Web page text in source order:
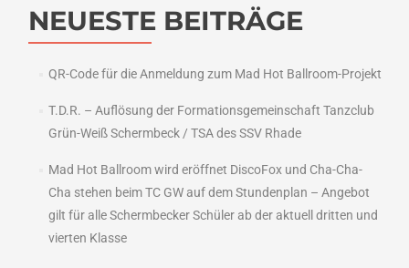
NEUESTE BEITRÄGE
QR-Code für die Anmeldung zum Mad Hot Ballroom-Projekt
T.D.R. – Auflösung der Formationsgemeinschaft Tanzclub
Grün-Weiß Schermbeck / TSA des SSV Rhade
Mad Hot Ballroom wird eröffnet DiscoFox und Cha-Cha-
Cha stehen beim TC GW auf dem Stundenplan – Angebot
gilt für alle Schermbecker Schüler ab der aktuell dritten und
vierten Klasse